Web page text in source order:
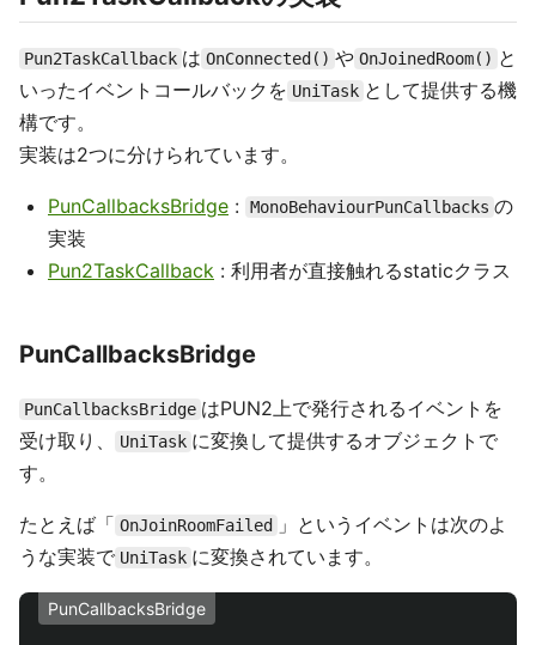
Pun2TaskCallback は OnConnected() や OnJoinedRoom() と
いったイベントコールバックを UniTask として提供する機
構です。
実装は2つに分けられています。
PunCallbacksBridge : MonoBehaviourPunCallbacks の
実装
Pun2TaskCallback : 利用者が直接触れるstaticクラス
PunCallbacksBridge
PunCallbacksBridge はPUN2上で発行されるイベントを
受け取り、
UniTask に変換して提供するオブジェクトで
す。
たとえば「 OnJoinRoomFailed
」というイベントは次のよ
うな実装で UniTask に変換されています。
PunCallbacksBridge